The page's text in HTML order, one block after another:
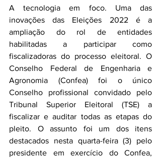
A tecnologia em foco. Uma das
inovações das Eleições 2022 é a
ampliação do rol de entidades
habilitadas a participar como
fiscalizadoras do processo eleitoral. O
Conselho Federal de Engenharia e
Agronomia (Confea) foi o único
Conselho profissional convidado pelo
Tribunal Superior Eleitoral (TSE) a
fiscalizar e auditar todas as etapas do
pleito. O assunto foi um dos itens
destacados nesta quarta-feira (3) pelo
presidente em exercício do Confea,